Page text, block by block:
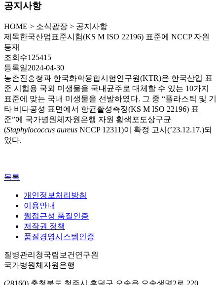
공지사항
HOME > 소식광장 > 공지사항
제목한국산업표준시험(KS M ISO 22196) 표준에 NCCP 자원
등재
조회수125415
등록일2024-04-30
농촌진흥청과 한국화학융합시험연구원(KTR)은 한국산업 표
준 시험용 국외 미생물을 국내균주로 대체할 수 있는 10가지
표준에 맞는 국내 미생물을 선발하였다. 그 중 “플라스틱 및 기
타 비다공성 표면에서 항균활성측정(KS M ISO 22196) 표
준”에 국가병원체자원은행 자원 황색포도상구균
(Staphylococcus aureus NCCP 12311)이 확정 고시(’23.12.17.)되
었다.
목록
개인정보처리방침
이용안내
웹접근성 품질인증
저작권 정책
품질경영시스템인증
질병관리청국립보건연구원
국가병원체자원은행